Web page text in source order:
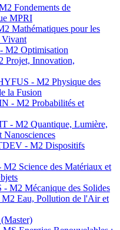
Fondements de
MPRI
Mathématiques pour les
Vivant
M2 Optimisation
Projet, Innovation,
- M2 Physique des
la Fusion
- M2 Probabilités et
- M2 Quantique, Lumière,
Nanosciences
- M2 Dispositifs
Science des Matériaux et
M2 Mécanique des Solides
Eau, Pollution de l'Air et